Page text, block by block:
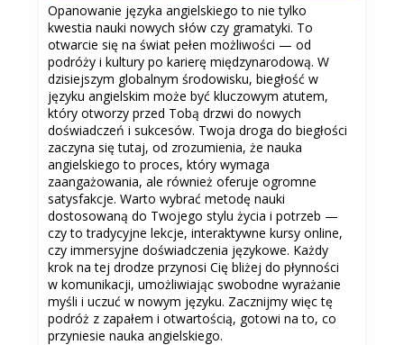
Opanowanie języka angielskiego to nie tylko
kwestia nauki nowych słów czy gramatyki. To
otwarcie się na świat pełen możliwości — od
podróży i kultury po karierę międzynarodową. W
dzisiejszym globalnym środowisku, biegłość w
języku angielskim może być kluczowym atutem,
który otworzy przed Tobą drzwi do nowych
doświadczeń i sukcesów. Twoja droga do biegłości
zaczyna się tutaj, od zrozumienia, że nauka
angielskiego to proces, który wymaga
zaangażowania, ale również oferuje ogromne
satysfakcje. Warto wybrać metodę nauki
dostosowaną do Twojego stylu życia i potrzeb —
czy to tradycyjne lekcje, interaktywne kursy online,
czy immersyjne doświadczenia językowe. Każdy
krok na tej drodze przynosi Cię bliżej do płynności
w komunikacji, umożliwiając swobodne wyrażanie
myśli i uczuć w nowym języku. Zacznijmy więc tę
podróż z zapałem i otwartością, gotowi na to, co
przyniesie nauka angielskiego.